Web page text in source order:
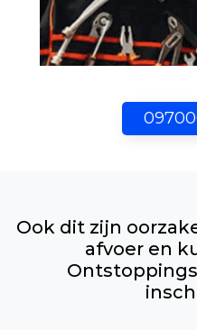
Ook dit zijn
afvoer en